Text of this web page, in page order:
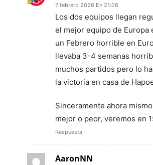
7 febrero 2026 En 21:06
Los dos equipos llegan
el mejor equipo de Europa
un Febrero horrible en
llevaba 3-4 semanas
muchos partidos pero lo
la victoria en casa de
Sinceramente ahora
mejor o peor, veremos en
Respuesta
AaronNN